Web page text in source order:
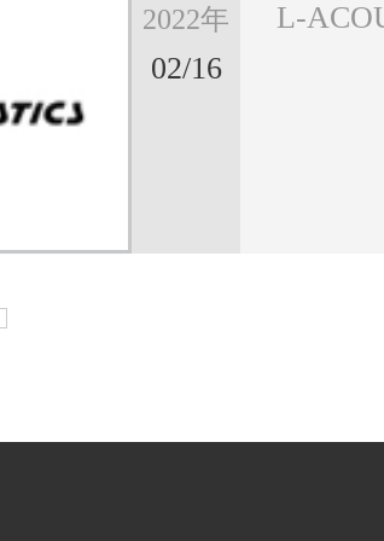
2022年
02/16
L-